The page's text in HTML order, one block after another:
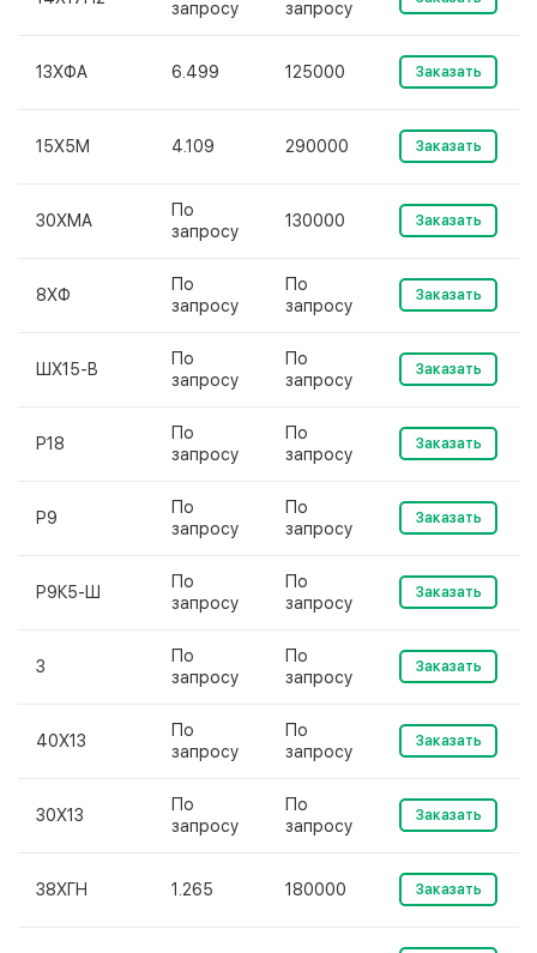
запросу запросу
13ХФА 6.499 125000 Заказать
15Х5М 4.109 290000 Заказать
30ХМА
По
запросу
130000 Заказать
8ХФ
По
запросу
По
запросу
Заказать
ШХ15-В
По
запросу
По
запросу
Заказать
Р18
По
запросу
По
запросу
Заказать
Р9
По
запросу
По
запросу
Заказать
Р9К5-Ш
По
запросу
По
запросу
Заказать
3
По
запросу
По
запросу
Заказать
40Х13
По
запросу
По
запросу
Заказать
30Х13
По
запросу
По
запросу
Заказать
38ХГН 1.265 180000 Заказать